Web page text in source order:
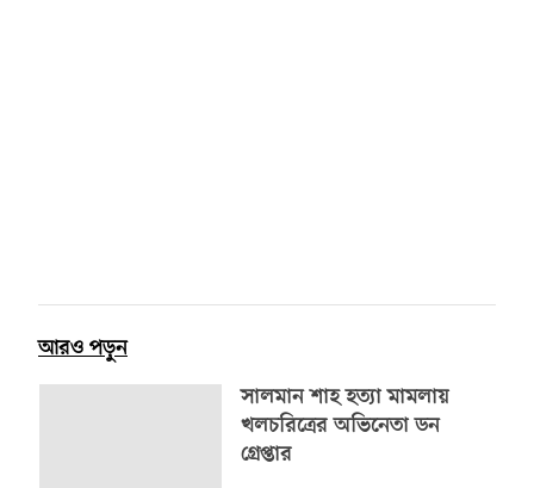
আরও পড়ুন
সালমান শাহ হত্যা মামলায়
খলচরিত্রের অভিনেতা ডন
গ্রেপ্তার